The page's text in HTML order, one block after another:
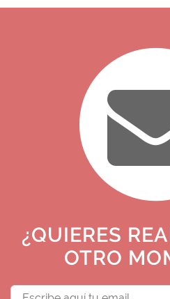
¿QUIERES
OTRO